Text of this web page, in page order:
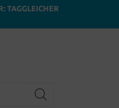
TAGGLEICHER